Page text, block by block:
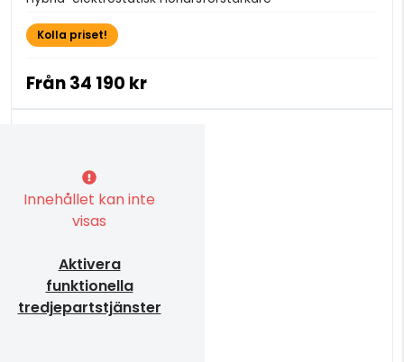
Kolla priset!
Från34 190 kr
Innehållet kan inte
visas
Aktivera
funktionella
tredjepartstjänster